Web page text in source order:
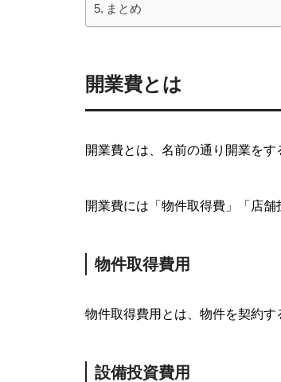
まとめ
開業費とは
開業費とは、名前の通り開業を
開業費には「物件取得費」「店舗
物件取得費用
物件取得費用とは、物件を契約す
設備投資費用